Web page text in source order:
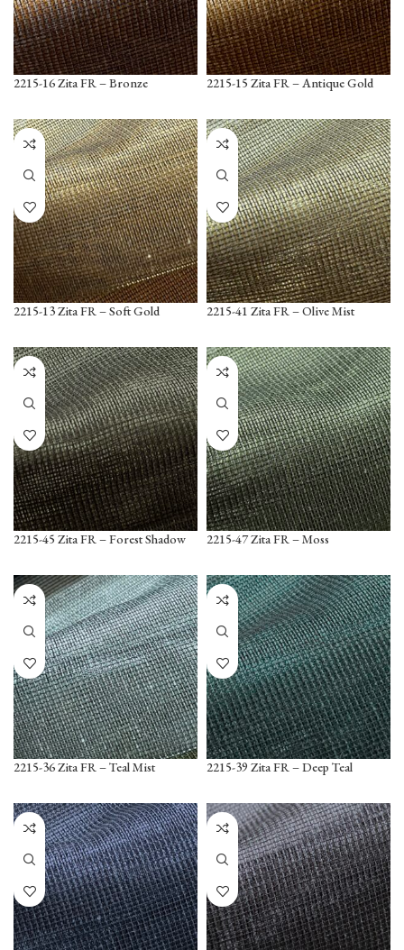
2215-16 Zita FR – Bronze 2215-15 Zita FR – Antique Gold
2215-13 Zita FR – Soft Gold 2215-41 Zita FR – Olive Mist
2215-45 Zita FR – Forest Shadow 2215-47 Zita FR – Moss
2215-36 Zita FR – Teal Mist 2215-39 Zita FR – Deep Teal